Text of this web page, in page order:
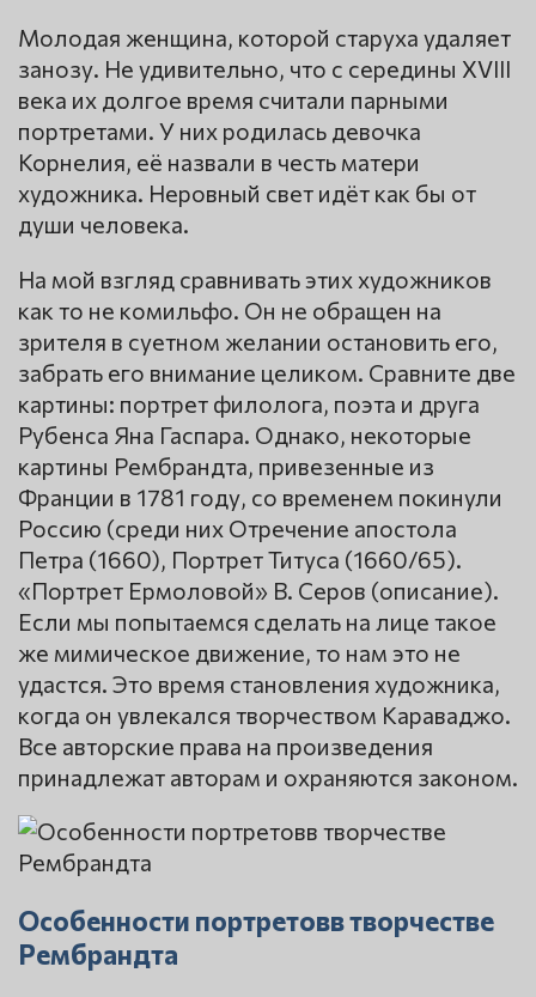
Молодая женщина, которой старуха удаляет
занозу. Не удивительно, что с середины XVIII
века их долгое время считали парными
портретами. У них родилась девочка
Корнелия, её назвали в честь матери
художника. Неровный свет идёт как бы от
души человека.
На мой взгляд сравнивать этих художников
как то не комильфо. Он не обращен на
зрителя в суетном желании остановить его,
забрать его внимание целиком. Сравните две
картины: портрет филолога, поэта и друга
Рубенса Яна Гаспара. Однако, некоторые
картины Рембрандта, привезенные из
Франции в 1781 году, со временем покинули
Россию (среди них Отречение апостола
Петра (1660), Портрет Титуса (1660/65).
«Портрет Ермоловой» В. Серов (описание).
Если мы попытаемся сделать на лице такое
же мимическое движение, то нам это не
удастся. Это время становления художника,
когда он увлекался творчеством Караваджо.
Все авторские права на произведения
принадлежат авторам и охраняются законом.
Особенности портретовв творчестве
Рембрандта